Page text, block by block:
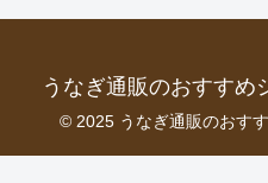
うなぎ通販のおすすめ
© 2025 うなぎ通販のおす